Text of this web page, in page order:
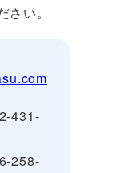
い。
431-
258-